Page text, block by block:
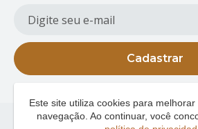
Cadastrar
Este site utiliza cookies para
navegação. Ao continuar, você